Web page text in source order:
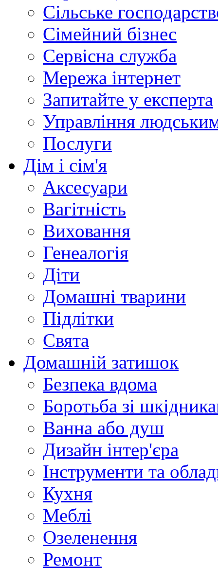
Сільське
Сімейний бізнес
Сервісна служба
Мережа інтернет
Запитайте у експерта
Управління
Послуги
Дім і сім'я
Аксесуари
Вагітність
Виховання
Генеалогія
Діти
Домашні тварини
Підлітки
Свята
Домашній затишок
Безпека вдома
Боротьба зі
Ванна або душ
Дизайн інтер'єра
Інструменти та
Кухня
Меблі
Озеленення
Ремонт